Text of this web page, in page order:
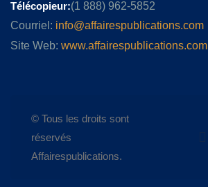
Télécopieur:(1 888) 962-5852
Courriel: info@affairespublications.com
Site Web: www.affairespublications.com
© Tous les droits sont
réservés
Affairespublications.